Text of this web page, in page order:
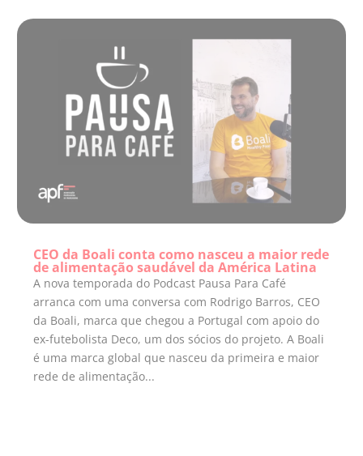
CEO da Boali conta como nasceu a maior rede
de alimentação saudável da América Latina
A nova temporada do Podcast Pausa Para Café
arranca com uma conversa com Rodrigo Barros, CEO
da Boali, marca que chegou a Portugal com apoio do
ex-futebolista Deco, um dos sócios do projeto. A Boali
é uma marca global que nasceu da primeira e maior
rede de alimentação...